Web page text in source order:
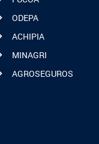
ODEPA
ACHIPIA
MINAGRI
AGROSEGUROS